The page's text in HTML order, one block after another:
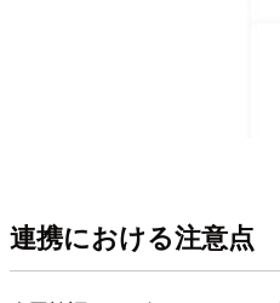
連携における注意点